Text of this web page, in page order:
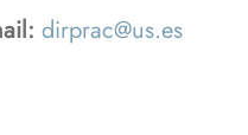
dirprac@us.es